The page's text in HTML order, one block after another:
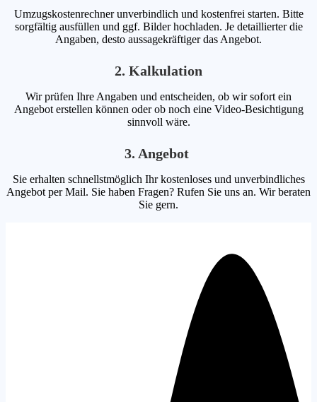
Umzugskostenrechner unverbindlich und kostenfrei starten. Bitte
sorgfältig ausfüllen und ggf. Bilder hochladen. Je detaillierter die
Angaben, desto aussagekräftiger das Angebot.
2. Kalkulation
Wir prüfen Ihre Angaben und entscheiden, ob wir sofort ein
Angebot erstellen können oder ob noch eine Video-Besichtigung
sinnvoll wäre.
3. Angebot
Sie erhalten schnellstmöglich Ihr kostenloses und unverbindliches
Angebot per Mail. Sie haben Fragen? Rufen Sie uns an. Wir beraten
Sie gern.